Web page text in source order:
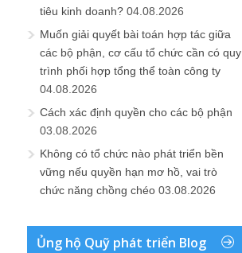
tiêu kinh doanh? 04.08.2026
Muốn giải quyết bài toán hợp tác giữa
các bộ phận, cơ cấu tổ chức cần có quy
trình phối hợp tổng thể toàn công ty
04.08.2026
Cách xác định quyền cho các bộ phận
03.08.2026
Không có tổ chức nào phát triển bền
vững nếu quyền hạn mơ hồ, vai trò
chức năng chồng chéo 03.08.2026
Ủng hộ Quỹ phát triển Blog